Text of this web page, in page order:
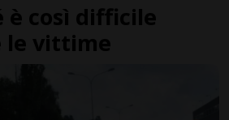
è così difficile
le vittime